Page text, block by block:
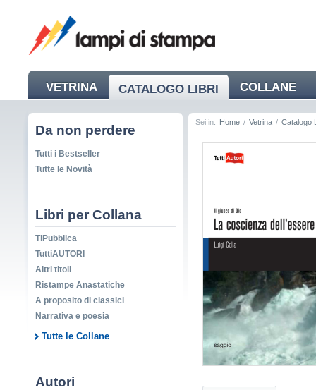
VETRINA CATALOGO LIBRI COLLANE
NEWS
Da non perdere
Tutti i Bestseller
Tutte le Novità
Libri per Collana
TiPubblica
TuttiAUTORI
Altri titoli
Ristampe Anastatiche
A proposito di classici
Narrativa e poesia
Tutte le Collane
Autori
Sei in: Home / Vetrina / Catalogo